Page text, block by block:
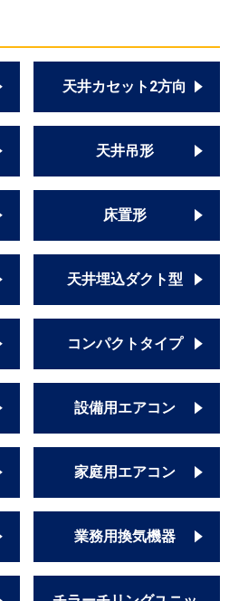
天井カセット2方向
天井吊形
床置形
天井埋込ダクト型
コンパクトタイプ
設備用エアコン
家庭用エアコン
業務用換気機器